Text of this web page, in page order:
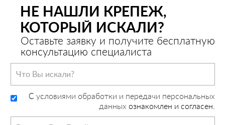
НЕ НАШЛИ КРЕПЕЖ,
КОТОРЫЙ ИСКАЛИ?
Оставьте заявку и получите бесплатную
консультацию специалиста
C условиями обработки и передачи персональных
данных ознакомлен и согласен.